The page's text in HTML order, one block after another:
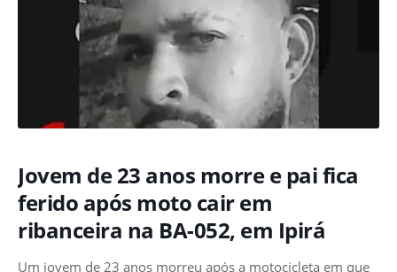
Jovem de 23 anos morre e pai fica
ferido após moto cair em
ribanceira na BA-052, em Ipirá
Um jovem de 23 anos morreu após a motocicleta em que